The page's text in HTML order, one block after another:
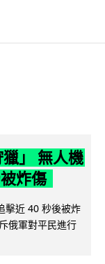
」 無人機
炸傷
擊近 40 秒後被炸
俄軍對平民進行